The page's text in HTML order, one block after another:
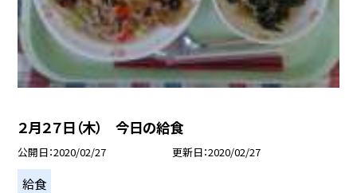
２月２７日（木） 今日の給食
公開日 2020/02/27 更新日 2020/02/27
給食